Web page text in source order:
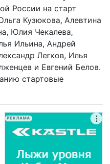
России на старт
Кузюкова, Алевтина
Юлия Чекалева,
Ильина, Андрей
Легков, Илья
и Евгений Белов.
стартовые
РЕКЛАМА